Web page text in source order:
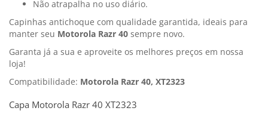
Não atrapalha no uso diário.
Capinhas antichoque com qualidade garantida, ideais para
manter seu Motorola Razr 40 sempre novo.
Garanta já a sua e aproveite os melhores preços em nossa
loja!
Compatibilidade: Motorola Razr 40, XT2323
Capa Motorola Razr 40 XT2323